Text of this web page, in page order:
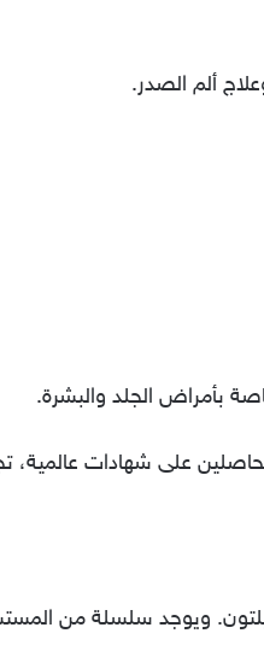
ألم الصدر.
على شهادات عالمية،
فندق هيلتون. ويوجد سلسلة من